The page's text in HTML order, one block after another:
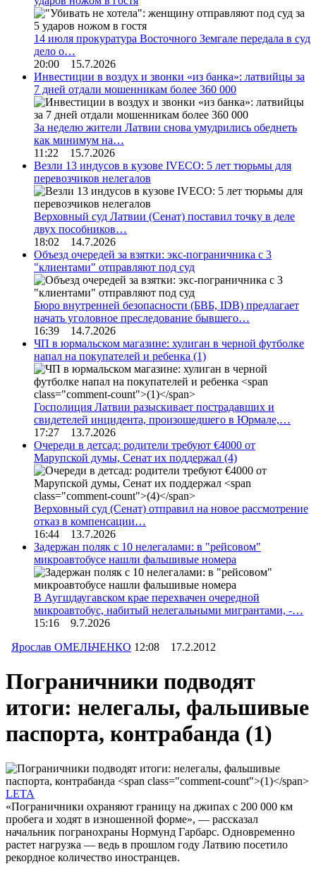
14 июля прокуратура Восточного Земгале передала в суд
дело о…
20:00 15.7.2026
Инвестиции в воздух и звонки «из банка»: латвийцы за
7 дней отдали мошенникам более 360 000
За неделю жители Латвии снова умудрились обеднеть
как минимум на…
11:22 15.7.2026
Везли 13 индусов в кузове IVECO: 5 лет тюрьмы для
перевозчиков нелегалов
Верховный суд Латвии (Сенат) поставил точку в деле
двух пособников…
18:02 14.7.2026
Объезд очередей за взятки: экс-пограничника с 3
"клиентами" отправляют под суд
Бюро внутренней безопасности (БВБ, IDB) предлагает
начать уголовное преследование бывшего…
16:39 14.7.2026
ЧП в юрмальском магазине: хулиган в черной футболке
напал на покупателей и ребенка (1)
Госполиция Латвии разыскивает пострадавших и
свидетелей инцидента, произошедшего в Юрмале,…
17:27 13.7.2026
Очереди в детсад: родители требуют €4000 от
Марупской думы, Сенат их поддержал (4)
Верховный суд (Сенат) отправил на новое рассмотрение
отказ в компенсации…
16:44 13.7.2026
Задержан поляк с 10 нелегалами: в "рейсовом"
микроавтобусе нашли фальшивые номера
В Аугшдаугавском крае перехвачен очередной
микроавтобус, набитый нелегальными мигрантами, -…
15:16 9.7.2026
Ярослав ОМЕЛЬЧЕНКО 12:08 17.2.2012
Пограничники подводят
итоги: нелегалы, фальшивые
паспорта, контрабанда (1)
LETA
«Пограничники охраняют границу на джипах с 200 000 км
пробега и ходят в изношенной форме», — рассказал
начальник погранохраны Нормунд Гарбарс. Одновременно
растет нагрузка — ведь в прошлом году Латвию посетило
рекордное количество иностранцев.